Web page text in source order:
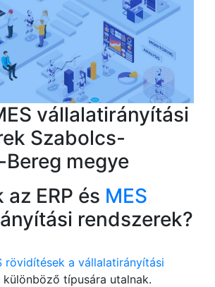
vállalatirányítási
Szabolcs-
megye
ERP és MES
rendszerek?
rövidítések a vállalatirányítási
különböző típusára utalnak.